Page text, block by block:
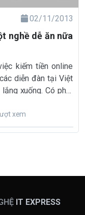
02/11/2013
nghề dễ ăn nữa
kiếm tiền online
diễn đàn tại Việt
xuống. Có phải
còn thịnh?
xem
IT EXPRESS